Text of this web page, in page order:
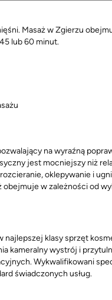
Masaż w Zgierzu
lub 60 minut.
na wyraźną
jest mocniejszy niż
oklepywanie i
w zależności od
klasy sprzęt
kameralny wystrój i
Wykwalifikowani
świadczonych usług.